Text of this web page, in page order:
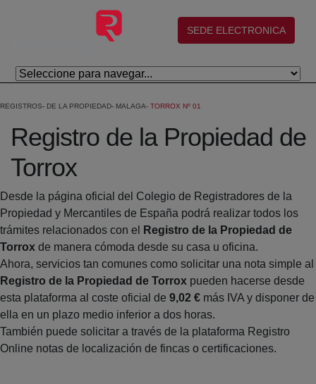
Skip to Main Content
(abre en nueva ventana)
SEDE ELECTRONICA
REGISTROS DE LA PROPIEDAD MALAGA TORROX Nº 01
Registro de la Propiedad de
Torrox
Desde la página oficial del Colegio de Registradores de la
Propiedad y Mercantiles de España podrá realizar todos los
trámites relacionados con el
Registro de la Propiedad de
Torrox de manera cómoda desde su casa u oficina.
Ahora, servicios tan comunes como solicitar una nota simple al
Registro de la Propiedad de Torrox pueden hacerse desde
esta plataforma al coste oficial de 9,02 € más IVA y disponer de
ella en un plazo medio inferior a dos horas.
También puede solicitar a través de la plataforma Registro
Online notas de localización de fincas o certificaciones.